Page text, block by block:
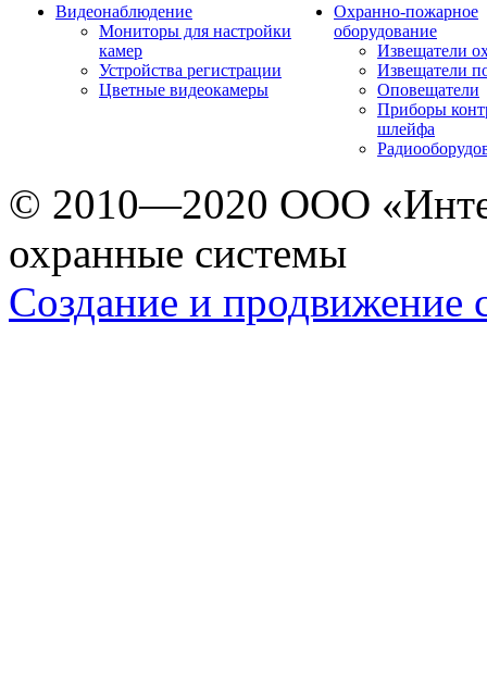
Видеонаблюдение
Мониторы для настройки
камер
Устройства регистрации
Цветные видеокамеры
Охранно-пожарное
оборудование
Извещатели
Извещатели
Оповещатели
Приборы
шлейфа
© 2010—2020 ООО
охранные системы
Создание и продвижение